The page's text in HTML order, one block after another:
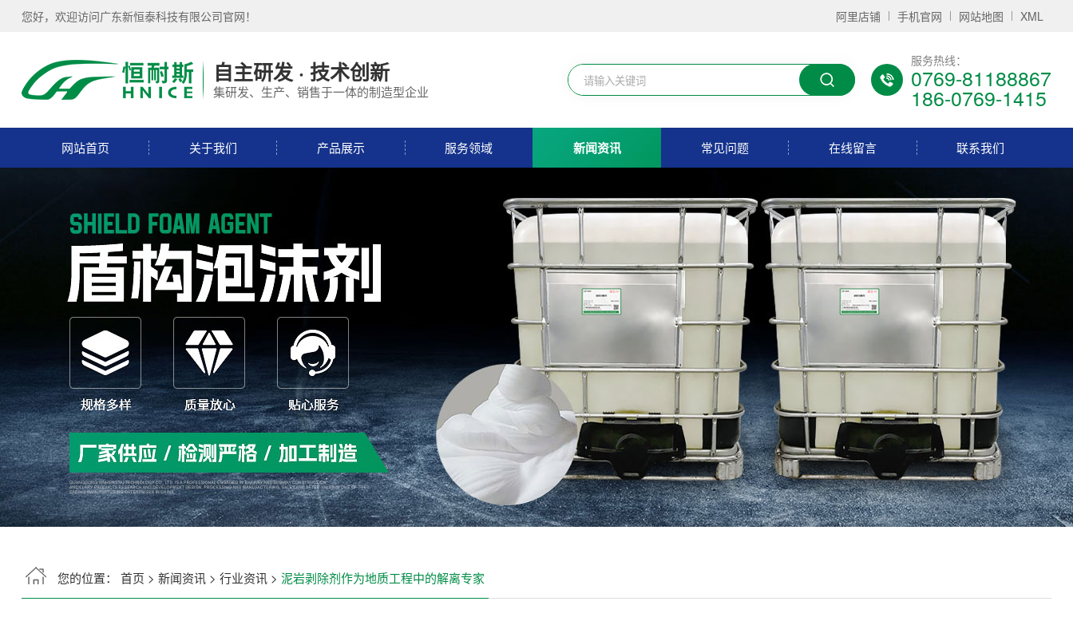
您好，欢迎访问广东新恒泰科技有限公司官网！ 阿里店铺 手机官网 网站地图 XML
自主研发 · 技术创新
集研发、生产、销售于一体的制造型企业
服务热线：
0769-81188867
186-0769-1415
网站首页 关于我们 产品展示 服务领域 新闻资讯 常见问题 在线留言 联系我们
您的位置： 首页 > 新闻资讯 > 行业资讯 > 泥岩剥除剂作为地质工程中的解离专家